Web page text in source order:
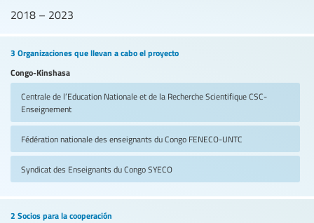
2018 – 2023
3 Organizaciones que llevan a cabo el proyecto
Congo-Kinshasa
Centrale de l’Education Nationale et de la Recherche ScientifiqueCSC-
Enseignement
Fédération nationale des enseignants du Congo FENECO-UNTC
Syndicat des Enseignants du CongoSYECO
2 Socios para la cooperación